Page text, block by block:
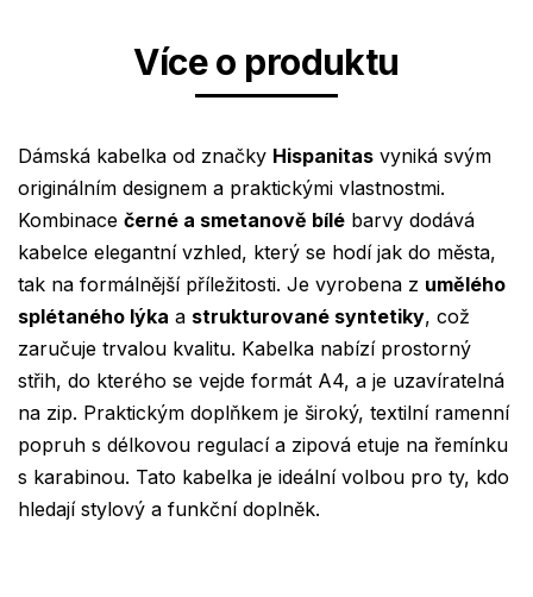
Více o produktu
Dámská kabelka od značky Hispanitas vyniká svým
originálním designem a praktickými vlastnostmi.
Kombinace černé a smetanově bílé barvy dodává
kabelce elegantní vzhled, který se hodí jak do města,
tak na formálnější příležitosti. Je vyrobena z umělého
splétaného lýka a strukturované syntetiky, což
zaručuje trvalou kvalitu. Kabelka nabízí prostorný
střih, do kterého se vejde formát A4, a je uzavíratelná
na zip. Praktickým doplňkem je široký, textilní ramenní
popruh s délkovou regulací a zipová etuje na řemínku
s karabinou. Tato kabelka je ideální volbou pro ty, kdo
hledají stylový a funkční doplněk.